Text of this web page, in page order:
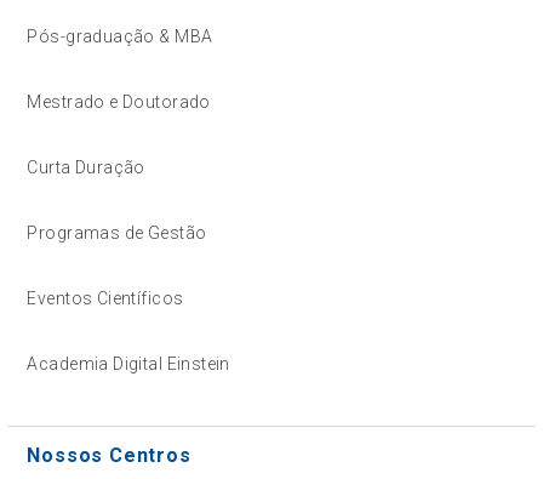
Pós-graduação & MBA
Mestrado e Doutorado
Curta Duração
Programas de Gestão
Eventos Científicos
Academia Digital Einstein
Nossos Centros